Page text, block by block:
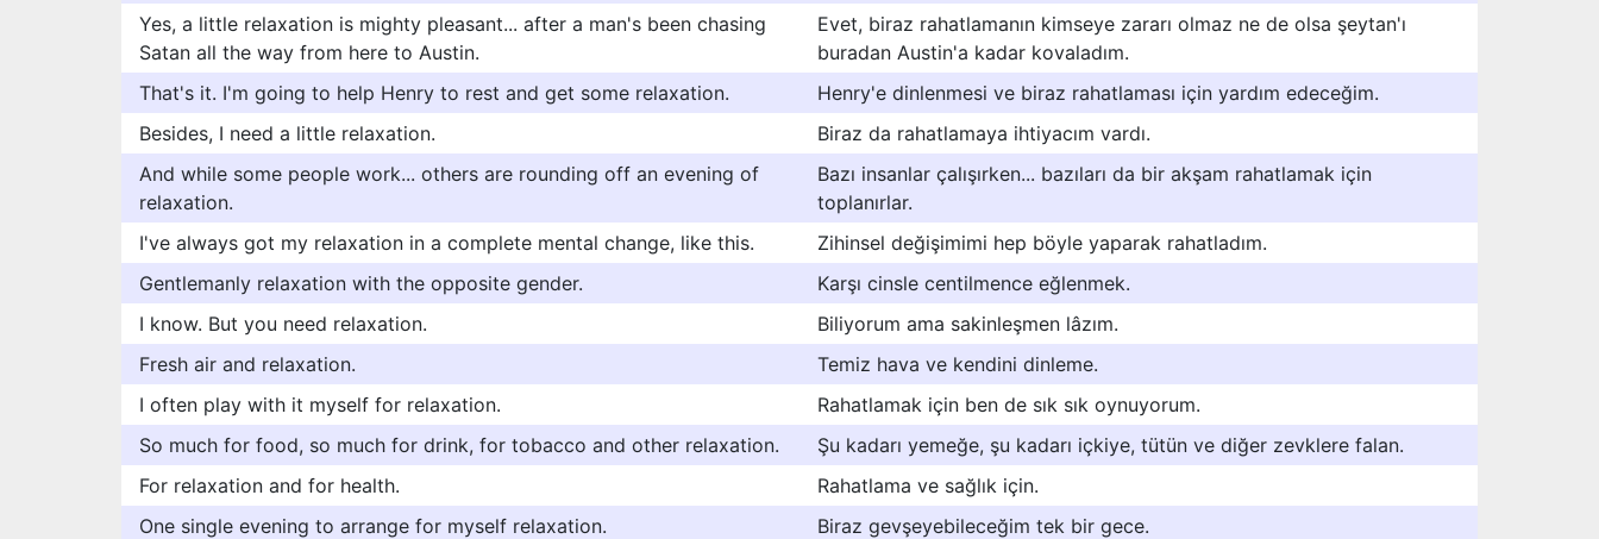
Yes, a little relaxation is mighty pleasant... after a man's been chasing
Satan all the way from here to Austin.
Evet, biraz rahatlamanın kimseye zararı olmaz ne de olsa şeytan'ı
buradan Austin'a kadar kovaladım.
That's it. I'm going to help Henry to rest and get some relaxation.
Henry'e dinlenmesi ve biraz rahatlaması için yardım edeceğim.
Besides, I need a little relaxation.
Biraz da rahatlamaya ihtiyacım vardı.
And while some people work... others are rounding off an evening of
relaxation.
Bazı insanlar çalışırken... bazıları da bir akşam rahatlamak için
toplanırlar.
I've always got my relaxation in a complete mental change, like this.
Zihinsel değişimimi hep böyle yaparak rahatladım.
Gentlemanly relaxation with the opposite gender.
Karşı cinsle centilmence eğlenmek.
I know. But you need relaxation.
Biliyorum ama sakinleşmen lâzım.
Fresh air and relaxation.
Temiz hava ve kendini dinleme.
I often play with it myself for relaxation.
Rahatlamak için ben de sık sık oynuyorum.
So much for food, so much for drink, for tobacco and other relaxation.
Şu kadarı yemeğe, şu kadarı içkiye, tütün ve diğer zevklere falan.
For relaxation and for health.
Rahatlama ve sağlık için.
One single evening to arrange for myself relaxation.
Biraz gevşeyebileceğim tek bir gece.